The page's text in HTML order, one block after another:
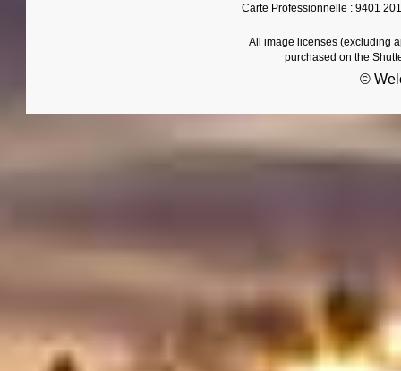
Carte Professionnelle : 9401
All image licenses (excluding
purchased on the
©